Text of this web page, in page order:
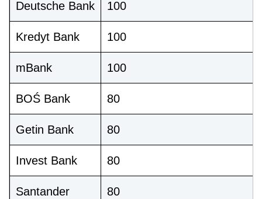
Deutsche Bank 100
Kredyt Bank 100
mBank 100
BOŚ Bank 80
Getin Bank 80
Invest Bank 80
Santander 80